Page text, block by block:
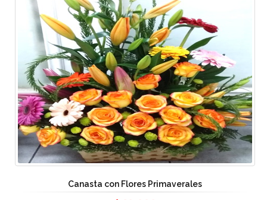
Canasta con Flores Primaverales